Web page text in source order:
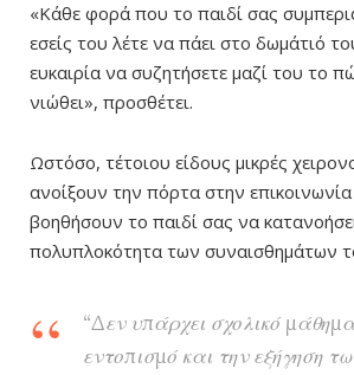
«Κάθε φορά που το παιδί σας
εσείς του λέτε να πάει στο δωμάτιό
ευκαιρία να συζητήσετε μαζί του το
νιώθει», προσθέτει.
Ωστόσο, τέτοιου είδους μικρές
ανοίξουν την πόρτα στην
βοηθήσουν το παιδί σας να
πολυπλοκότητα των συναισθημάτων
“Δεν υπάρχει σχολικό
εντοπισμό και την εξήγηση